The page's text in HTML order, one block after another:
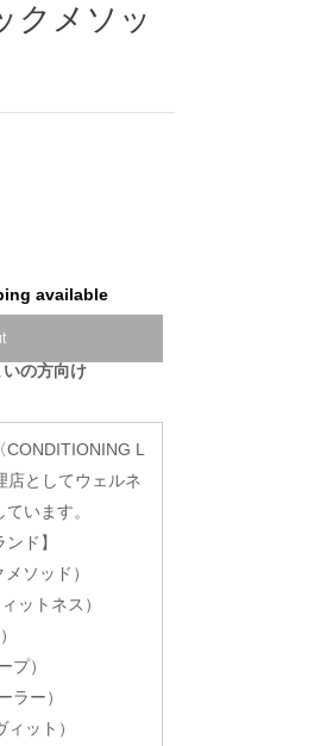
クメソッ
available
いの方向け
CONDITIONING L
店としてウェルネ
います。
ド】
ソッド）
ットネス）
プ）
ラー）
ット）